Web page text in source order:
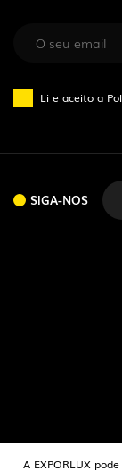
A EXPORLUX
Li e aceito a
SIGA-NOS